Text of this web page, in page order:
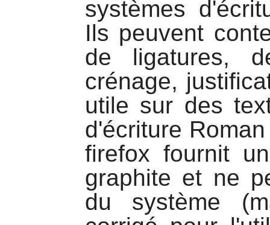
systèmes
Ils peuvent
de ligatures,
crénage,
utile sur des
d'écriture
firefox fournit
graphite et ne
du système